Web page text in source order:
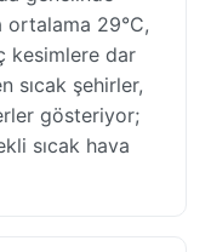
ortalama 29°C,
kesimlere dar
sıcak şehirler,
gösteriyor;
sıcak hava